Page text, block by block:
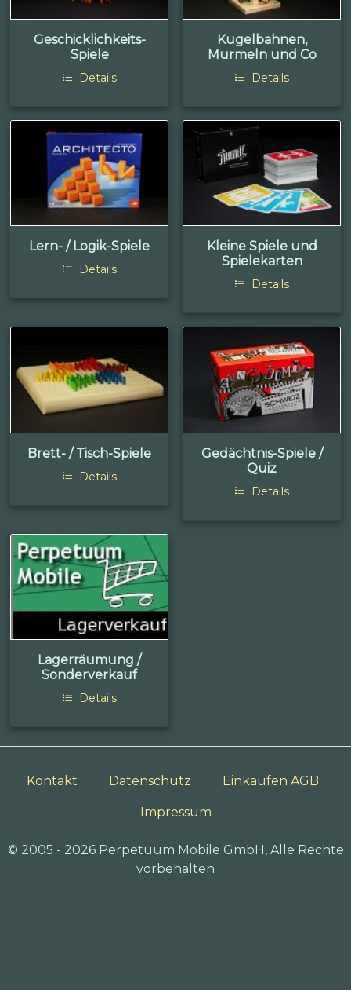
Geschicklichkeits-
Spiele
Details
Kugelbahnen,
Murmeln und Co
Details
Lern- / Logik-Spiele
Details
Kleine Spiele und
Spielekarten
Details
Brett- / Tisch-Spiele
Details
Gedächtnis-Spiele /
Quiz
Details
Lagerräumung /
Sonderverkauf
Details
Kontakt Datenschutz Einkaufen AGB
Impressum
© 2005 - 2026 Perpetuum Mobile GmbH, Alle Rechte
vorbehalten